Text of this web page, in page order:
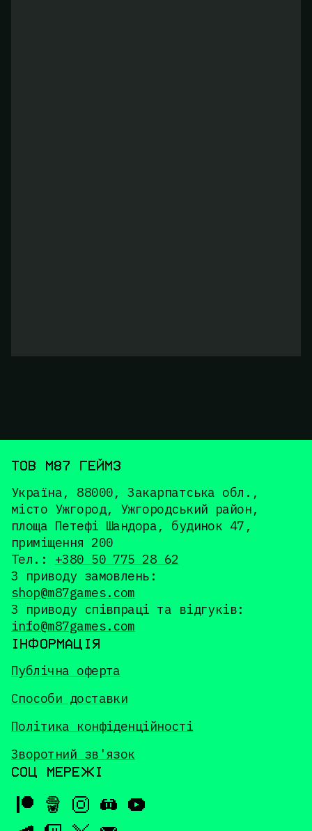
ТОВ М87 ГЕЙМЗ
Україна, 88000, Закарпатська обл.,
місто Ужгород, Ужгородський район,
площа Петефі Шандора, будинок 47,
приміщення 200
Тел.:
+380 50 775 28 62
З приводу замовлень:
shop@m87games.com
З приводу співпраці та відгуків:
info@m87games.com
ІНФОРМАЦІЯ
Публічна оферта
Способи доставки
Політика конфіденційності
Зворотний зв'язок
СОЦ МЕРЕЖІ